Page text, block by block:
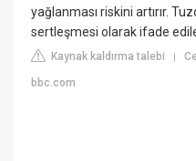
yağlanması riskini artırır.
sertleşmesi olarak ifade
Kaynak kaldırma talebi |
bbc.com